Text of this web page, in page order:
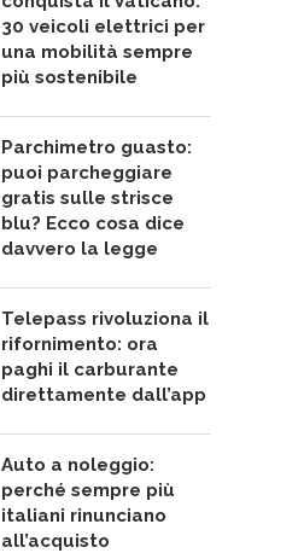
30 veicoli elettrici per
una mobilità sempre
più sostenibile
Parchimetro guasto:
puoi parcheggiare
gratis sulle strisce
blu? Ecco cosa dice
davvero la legge
Telepass rivoluziona il
rifornimento: ora
paghi il carburante
direttamente dall’app
Auto a noleggio:
perché sempre più
italiani rinunciano
all’acquisto